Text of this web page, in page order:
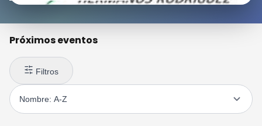
Próximos eventos
Filtros